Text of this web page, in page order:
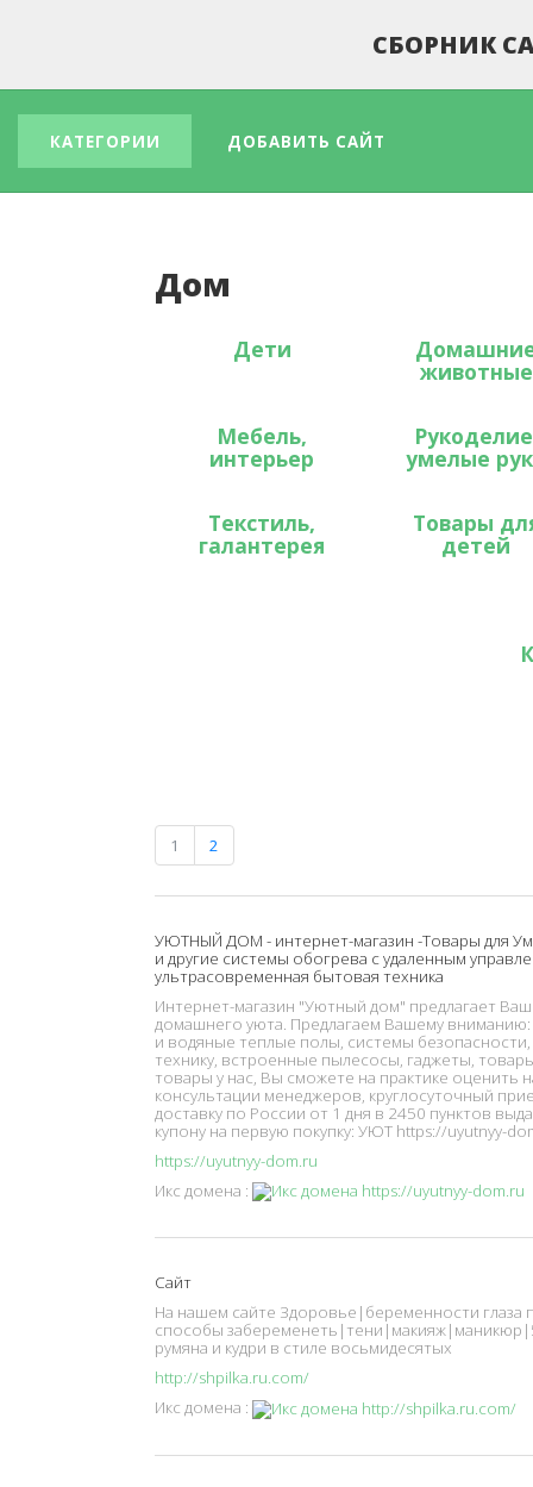
СБОРНИК
КАТЕГОРИИ ДОБАВИТЬ САЙТ
Дом
Дети
животные
Мебель,
интерьер умелые
Текстиль,
галантерея
Товары
детей
1 2
УЮТНЫЙ ДОМ - интернет-магазин -Товары для
и другие системы обогрева с удаленным
ультрасовременная бытовая техника
Интернет-магазин "Уютный дом" предлагает
домашнего уюта. Предлагаем Вашему
и водяные теплые полы, системы
технику, встроенные пылесосы, гаджеты,
товары у нас, Вы сможете на практике
консультации менеджеров, круглосуточный
доставку по России от 1 дня в 2450 пунктов
купону на первую покупку: УЮТ https://uyutnyy-
https://uyutnyy-dom.ru
Икс домена :
Сайт
На нашем сайте Здоровье|беременности
способы
румяна и кудри в стиле восьмидесятых
http://shpilka.ru.com/
Икс домена :